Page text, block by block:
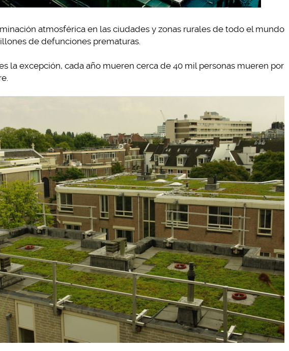
atmosférica en las ciudades y zonas rurales de todo el mundo
de defunciones prematuras.
la excepción, cada año mueren cerca de 40 mil personas mueren por